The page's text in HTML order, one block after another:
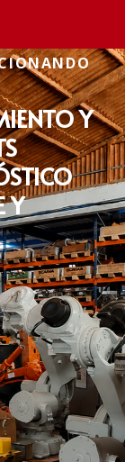
Y
Y